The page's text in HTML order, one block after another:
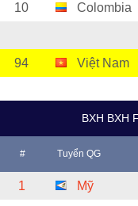
10 Colombia
94 Việt Nam
BXH BXH
# Tuyển QG
1 Mỹ